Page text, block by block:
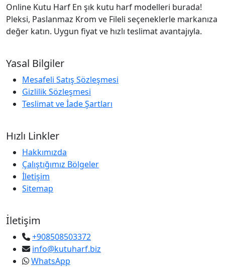
Online Kutu Harf En şık kutu harf modelleri burada!
Pleksi, Paslanmaz Krom ve Fileli seçeneklerle markanıza
değer katın. Uygun fiyat ve hızlı teslimat avantajıyla.
Yasal Bilgiler
Mesafeli Satış Sözleşmesi
Gizlilik Sözleşmesi
Teslimat ve İade Şartları
Hızlı Linkler
Hakkımızda
Çalıştığımız Bölgeler
İletişim
Sitemap
İletişim
+908508503372
info@kutuharf.biz
WhatsApp